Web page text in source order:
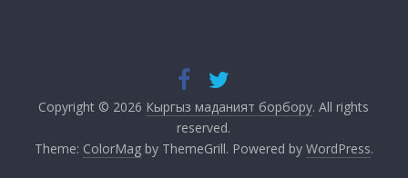
Copyright © 2026 Кыргыз маданият борбору. All rights
reserved.
Theme: ColorMagby ThemeGrill. Powered by WordPress.